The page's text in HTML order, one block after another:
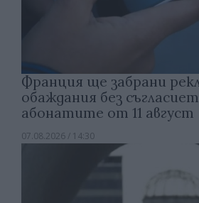
Франция ще забрани
обаждания без
абонатите от 11 август
07.08.2026 / 14:30